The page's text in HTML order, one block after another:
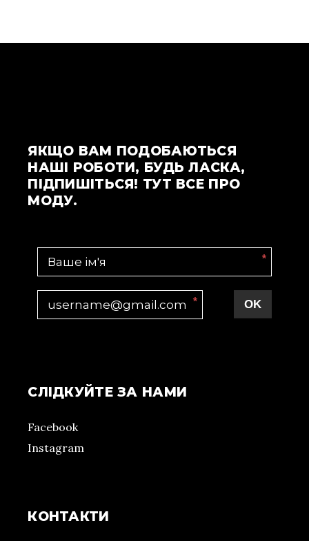
ЯКЩО ВАМ ПОДОБАЮТЬСЯ
НАШІ РОБОТИ, БУДЬ ЛАСКА,
ПІДПИШІТЬСЯ! ТУТ ВСЕ ПРО
МОДУ.
*
* OK
СЛІДКУЙТЕ ЗА НАМИ
Facebook
Instagram
КОНТАКТИ